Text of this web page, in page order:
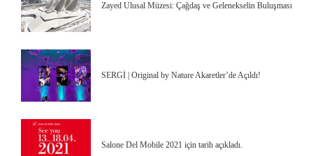
Zayed Ulusal Müzesi: Çağdaş ve Gelenekselin Buluşması
SERGİ | Original by Nature Akaretler’de Açıldı!
Salone Del Mobile 2021 için tarih açıkladı.